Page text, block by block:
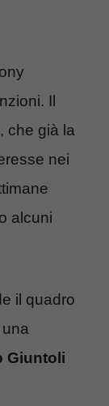
Il
che già la
nei
alcuni
il quadro
Giuntoli